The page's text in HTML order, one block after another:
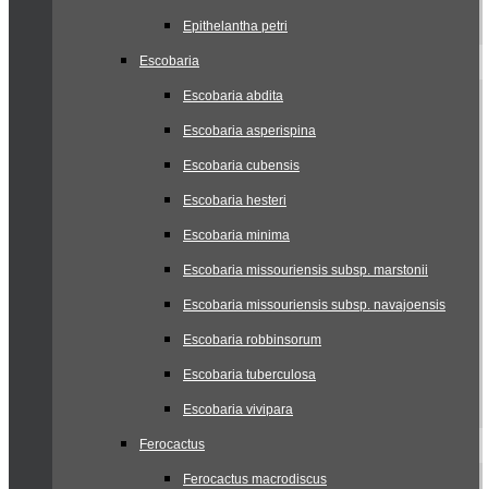
Epithelantha petri
Escobaria
Escobaria abdita
Escobaria asperispina
Escobaria cubensis
Escobaria hesteri
Escobaria minima
Escobaria missouriensis subsp. marstonii
Escobaria missouriensis subsp. navajoensis
Escobaria robbinsorum
Escobaria tuberculosa
Escobaria vivipara
Ferocactus
Ferocactus macrodiscus